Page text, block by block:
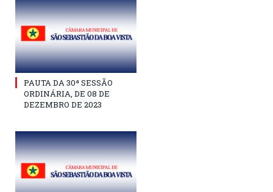
PAUTA DA 30ª SESSÃO
ORDINÁRIA, DE 08 DE
DEZEMBRO DE 2023